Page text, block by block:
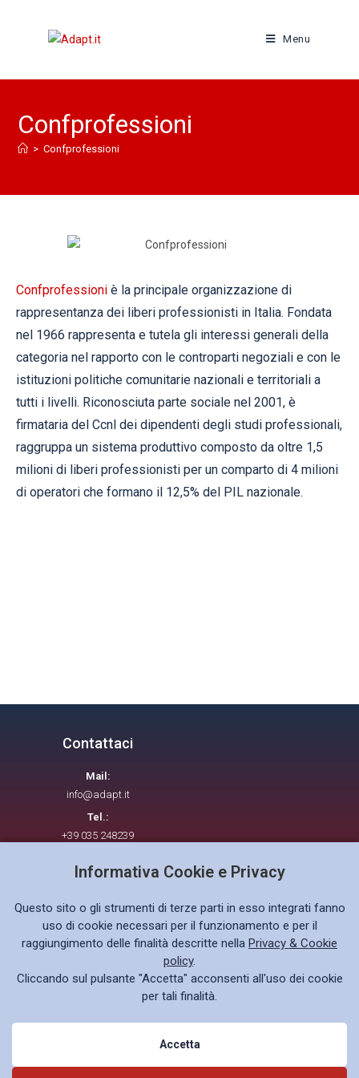
Menu
Confprofessioni
> Confprofessioni
Confprofessioni è la principale organizzazione di
rappresentanza dei liberi professionisti in Italia. Fondata
nel 1966 rappresenta e tutela gli interessi generali della
categoria nel rapporto con le controparti negoziali e con le
istituzioni politiche comunitarie nazionali e territoriali a
tutti i livelli. Riconosciuta parte sociale nel 2001, è
firmataria del Ccnl dei dipendenti degli studi professionali,
raggruppa un sistema produttivo composto da oltre 1,5
milioni di liberi professionisti per un comparto di 4 milioni
di operatori che formano il 12,5% del PIL nazionale.
Contattaci
Mail:
info@adapt.it
Tel.:
+39 035 248239
Privacy policy GDPR
Informativa Cookie e Privacy
Questo sito o gli strumenti di terze parti in esso integrati fanno
uso di cookie necessari per il funzionamento e per il
raggiungimento delle finalità descritte nella Privacy & Cookie
policy.
Cliccando sul pulsante "Accetta" acconsenti all'uso dei cookie
per tali finalità.
Accetta